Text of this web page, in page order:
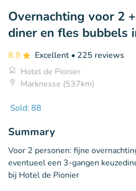
Overnachting voor 2
diner en fles bubbels
8.9 Excellent • 225 reviews
Hotel de Pionier
Marknesse (537km)
Sold: 88
Summary
Voor 2 personen: fijne
eventueel een 3-gangen
bij Hotel de Pionier